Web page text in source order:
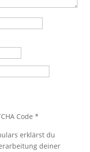
Code *
erklärst du
deiner